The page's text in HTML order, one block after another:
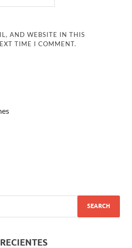
AND WEBSITE IN THIS
TIME I COMMENT.